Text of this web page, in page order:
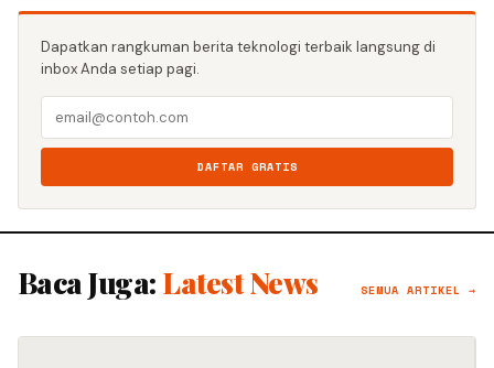
Dapatkan rangkuman berita teknologi terbaik langsung di
inbox Anda setiap pagi.
DAFTAR GRATIS
Baca Juga: Latest News SEMUA ARTIKEL →